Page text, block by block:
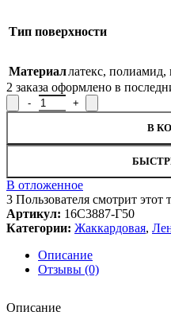
Тип поверхности
Материаллатекс, полиамид,
2 заказа оформлено в
Количество товара Лента
В
В отложенное
3 Пользователя смотрит этот
Артикул: 16С3887-Г50
Категории: Жаккардовая,
Описание
Отзывы (0)
Описание